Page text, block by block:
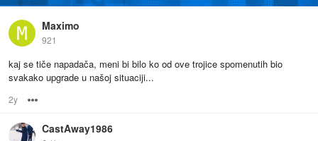
Maximo
921
kaj se tiče napadača, meni bi bilo ko od ove trojice spomenutih bio
svakako upgrade u našoj situaciji...
2y
CastAway1986